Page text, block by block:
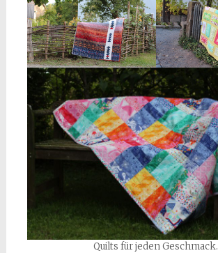
Quilts für jeden Geschmack.